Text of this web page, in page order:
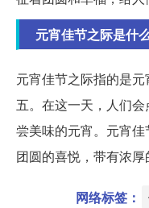
元宵佳节之际是什
元宵佳节之际指的是
五。在这一天，人们
尝美味的元宵。元宵
团圆的喜悦，带有浓厚
网络标签：